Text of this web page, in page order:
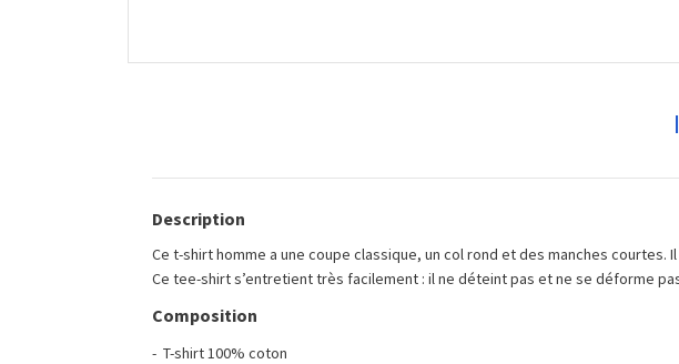
Description
Ce t-shirt homme a une coupe classique, un col rond et des manches
Ce tee-shirt s’entretient très facilement : il ne déteint pas et ne se déforme
Composition
- T-shirt 100% coton